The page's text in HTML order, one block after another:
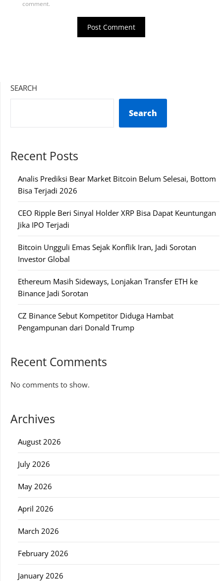
comment.
SEARCH
Search
Recent Posts
Analis Prediksi Bear Market Bitcoin Belum Selesai, Bottom
Bisa Terjadi 2026
CEO Ripple Beri Sinyal Holder XRP Bisa Dapat Keuntungan
Jika IPO Terjadi
Bitcoin Ungguli Emas Sejak Konflik Iran, Jadi Sorotan
Investor Global
Ethereum Masih Sideways, Lonjakan Transfer ETH ke
Binance Jadi Sorotan
CZ Binance Sebut Kompetitor Diduga Hambat
Pengampunan dari Donald Trump
Recent Comments
No comments to show.
Archives
August 2026
July 2026
May 2026
April 2026
March 2026
February 2026
January 2026